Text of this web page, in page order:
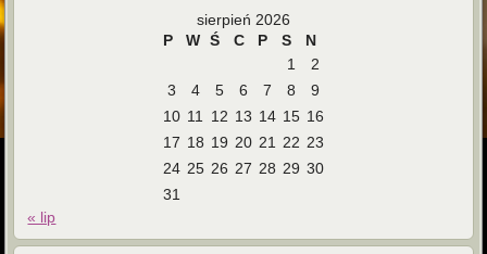
sierpień 2026
P
W Ś C P S
N
1
2
3
4 5 6 7 8
9
10 11 12 13 14 15 16
17 18 19 20 21 22 23
24 25 26 27 28 29 30
31
« lip